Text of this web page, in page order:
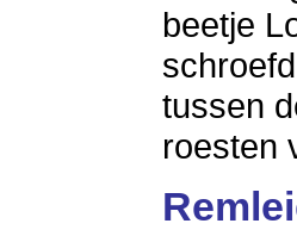
beetje
tussen
roesten